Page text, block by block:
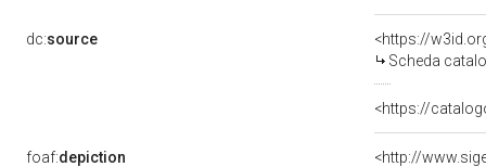
dc:source
<https://
Scheda
<https://
foaf:depiction